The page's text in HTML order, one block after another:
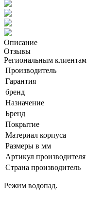
Описание
Отзывы
Региональным клиентам
Производитель
Гарантия
бренд
Назначение
Бренд
Покрытие
Материал корпуса
Размеры в мм
Артикул производителя
Страна производитель
Режим водопад.